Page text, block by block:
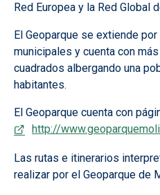
Red Europea y la Red Global
El Geoparque se extiende
municipales y cuenta con
cuadrados albergando una
habitantes.
El Geoparque cuenta con
http://
Las rutas e itinerarios
realizar por el Geoparque de